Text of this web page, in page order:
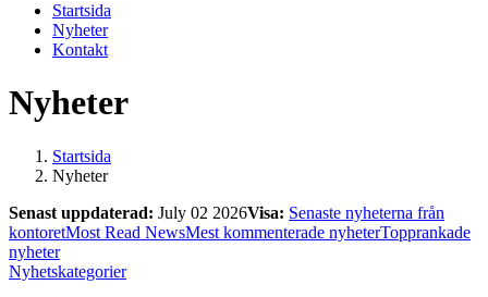
Startsida
Nyheter
Kontakt
Nyheter
Startsida
Nyheter
Senast uppdaterad: July 02 2026Visa: Senaste nyheterna från
kontoretMost Read NewsMest kommenterade nyheterTopprankade
nyheter
Nyhetskategorier